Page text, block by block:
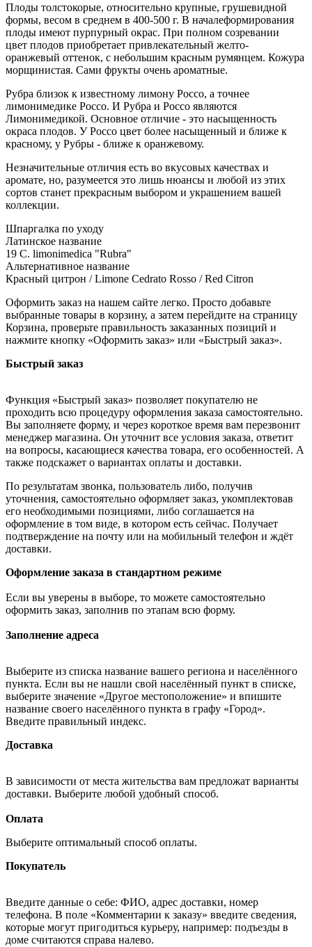
Плоды толстокорые, относительно крупные, грушевидной
формы, весом в среднем в 400-500 г. В началеформирования
плоды имеют пурпурный окрас. При полном созревании
цвет плодов приобретает привлекательный желто-
оранжевый оттенок, с небольшим красным румянцем. Кожура
морщинистая. Сами фрукты очень ароматные.
Рубра близок к известному лимону Россо, а точнее
лимонимедике Россо. И Рубра и Россо являются
Лимонимедикой. Основное отличие - это насыщенность
окраса плодов. У Россо цвет более насыщенный и ближе к
красному, у Рубры - ближе к оранжевому.
Незначительные отличия есть во вкусовых качествах и
аромате, но, разумеется это лишь нюансы и любой из этих
сортов станет прекрасным выбором и украшением вашей
коллекции.
Шпаргалка по уходу
Латинское название
19 C. limonimedica "Rubra"
Альтернативное название
Красный цитрон / Limone Cedrato Rosso / Red Citron
Оформить заказ на нашем сайте легко. Просто добавьте
выбранные товары в корзину, а затем перейдите на страницу
Корзина, проверьте правильность заказанных позиций и
нажмите кнопку «Оформить заказ» или «Быстрый заказ».
Быстрый заказ
Функция «Быстрый заказ» позволяет покупателю не
проходить всю процедуру оформления заказа самостоятельно.
Вы заполняете форму, и через короткое время вам перезвонит
менеджер магазина. Он уточнит все условия заказа, ответит
на вопросы, касающиеся качества товара, его особенностей. А
также подскажет о вариантах оплаты и доставки.
По результатам звонка, пользователь либо, получив
уточнения, самостоятельно оформляет заказ, укомплектовав
его необходимыми позициями, либо соглашается на
оформление в том виде, в котором есть сейчас. Получает
подтверждение на почту или на мобильный телефон и ждёт
доставки.
Оформление заказа в стандартном режиме
Если вы уверены в выборе, то можете самостоятельно
оформить заказ, заполнив по этапам всю форму.
Заполнение адреса
Выберите из списка название вашего региона и населённого
пункта. Если вы не нашли свой населённый пункт в списке,
выберите значение «Другое местоположение» и впишите
название своего населённого пункта в графу «Город».
Введите правильный индекс.
Доставка
В зависимости от места жительства вам предложат варианты
доставки. Выберите любой удобный способ.
Оплата
Выберите оптимальный способ оплаты.
Покупатель
Введите данные о себе: ФИО, адрес доставки, номер
телефона. В поле «Комментарии к заказу» введите сведения,
которые могут пригодиться курьеру, например: подъезды в
доме считаются справа налево.